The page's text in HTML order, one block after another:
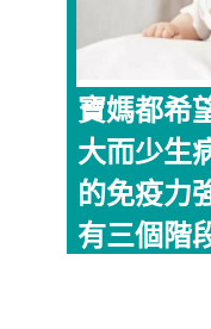
寶媽都希
大而少生
的免疫力
有三個階